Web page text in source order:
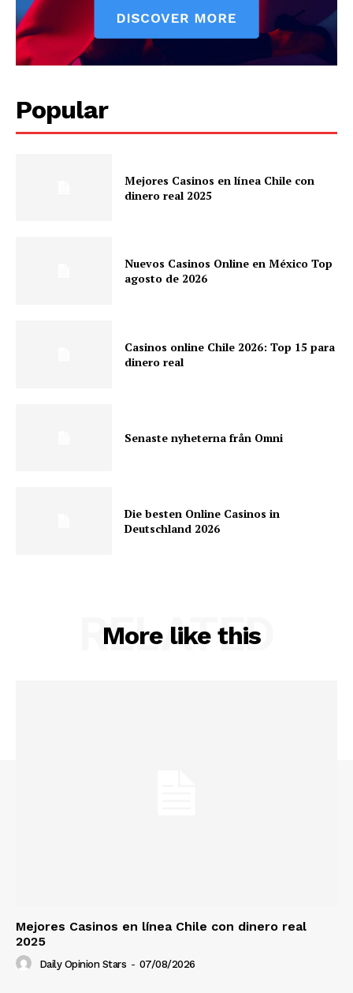
Popular
Mejores Casinos en línea Chile con
dinero real 2025
Nuevos Casinos Online en México Top
agosto de 2026
Casinos online Chile 2026: Top 15 para
dinero real
Senaste nyheterna från Omni
Die besten Online Casinos in
Deutschland 2026
More like this
RELATED
Mejores Casinos en línea Chile con dinero real
2025
Daily Opinion Stars - 07/08/2026